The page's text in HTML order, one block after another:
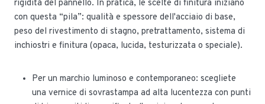
rigidità del pannello. In pratica, le scelte di finitura iniziano
con questa “pila”: qualità e spessore dell'acciaio di base,
peso del rivestimento di stagno, pretrattamento, sistema di
inchiostri e finitura (opaca, lucida, testurizzata o speciale).
Per un marchio luminoso e contemporaneo: scegliete
una vernice di sovrastampa ad alta lucentezza con punti